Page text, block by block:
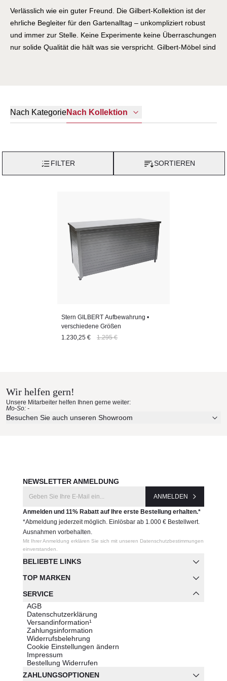
Verlässlich wie ein guter Freund. Die Gilbert-Kollektion ist der
ehrliche Begleiter für den Gartenalltag – unkompliziert robust
und immer zur Stelle. Keine Experimente keine Überraschungen
nur solide Qualität die hält was sie verspricht. Gilbert-Möbel sind
Nach KategorieNach Kollektion
FILTER SORTIEREN
Stern GILBERT Aufbewahrung •
verschiedene Größen
1.230,25 €
1.295 €
Wir helfen gern!
Unsere Mitarbeiter helfen Ihnen gerne weiter:
Mo-So: -
Besuchen Sie auch unseren Showroom
BELIEBTE LINKS
TOP MARKEN
SERVICE
AGB
Datenschutzerklärung
Versandinformation¹
Zahlungsinformation
Widerrufsbelehrung
Cookie Einstellungen ändern
Impressum
Bestellung Widerrufen
NEWSLETTER ANMELDUNG
ANMELDEN
Anmelden und 11% Rabatt auf Ihre erste Bestellung erhalten.*
*Abmeldung jederzeit möglich. Einlösbar ab 1.000 € Bestellwert.
Ausnahmen vorbehalten.
Mit Ihrer Anmeldung erklären Sie sich mit unseren Datenschutzbestimmungen
einverstanden.
ZAHLUNGSOPTIONEN